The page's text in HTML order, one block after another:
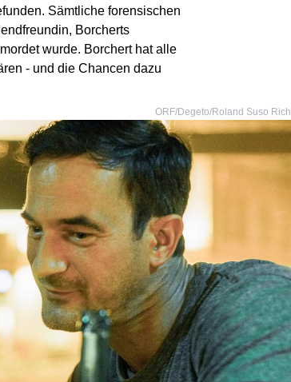
Sämtliche forensischen
Borcherts
wurde. Borchert hat alle
- und die Chancen dazu
ORF/Degeto/Roland Suso